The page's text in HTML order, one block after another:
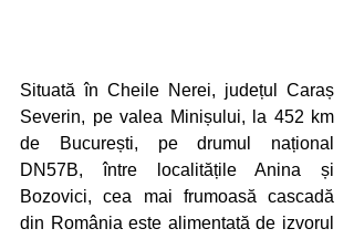
Situată în Cheile Nerei, județul Caraș
Severin, pe valea Minișului, la 452 km
de București, pe drumul național
DN57B, între localitățile Anina și
Bozovici, cea mai frumoasă cascadă
din România este alimentată de izvorul